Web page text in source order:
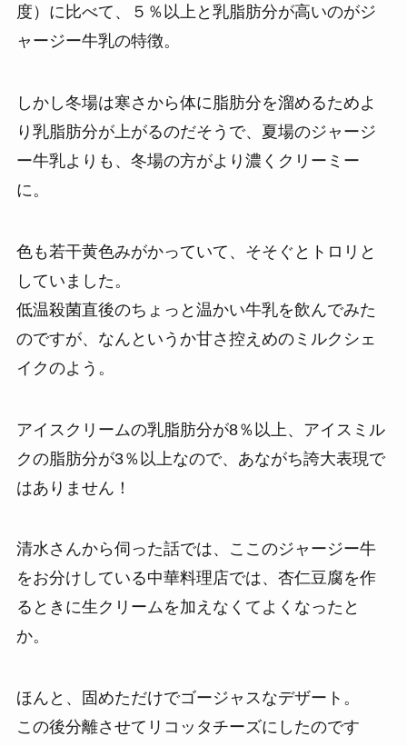
度）に比べて、５％以上と乳脂肪分が高いのがジ
ャージー牛乳の特徴。
しかし冬場は寒さから体に脂肪分を溜めるためよ
り乳脂肪分が上がるのだそうで、夏場のジャージ
ー牛乳よりも、冬場の方がより濃くクリーミー
に。
色も若干黄色みがかっていて、そそぐとトロリと
していました。
低温殺菌直後のちょっと温かい牛乳を飲んでみた
のですが、なんというか甘さ控えめのミルクシェ
イクのよう。
アイスクリームの乳脂肪分が8％以上、アイスミル
クの脂肪分が3％以上なので、あながち誇大表現で
はありません！
清水さんから伺った話では、ここのジャージー牛
をお分けしている中華料理店では、杏仁豆腐を作
るときに生クリームを加えなくてよくなったと
か。
ほんと、固めただけでゴージャスなデザート。
この後分離させてリコッタチーズにしたのです